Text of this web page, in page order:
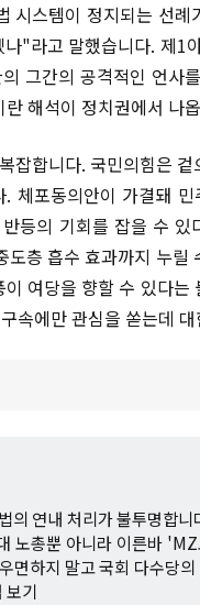
시스템이 정지되는 선
"라고 말했습니다. 제1
그간의 공격적인 언사
해석이 정치권에서 나
잡합니다. 국민의힘은
체포동의안이 가결돼
등의 기회를 잡을 수 있
층 흡수 효과까지 누릴
여당을 향할 수 있다는
속에만 관심을 쏟는데
연내 처리가 불투명합니
노총뿐 아니라 이른바
면하지 말고 국회 다수당
보기